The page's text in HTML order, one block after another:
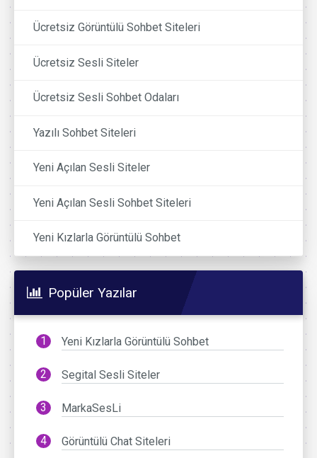
Ücretsiz Görüntülü Sohbet Siteleri
Ücretsiz Sesli Siteler
Ücretsiz Sesli Sohbet Odaları
Yazılı Sohbet Siteleri
Yeni Açılan Sesli Siteler
Yeni Açılan Sesli Sohbet Siteleri
Yeni Kızlarla Görüntülü Sohbet
Popüler Yazılar
Yeni Kızlarla Görüntülü Sohbet
Segital Sesli Siteler
MarkaSesLi
Görüntülü Chat Siteleri